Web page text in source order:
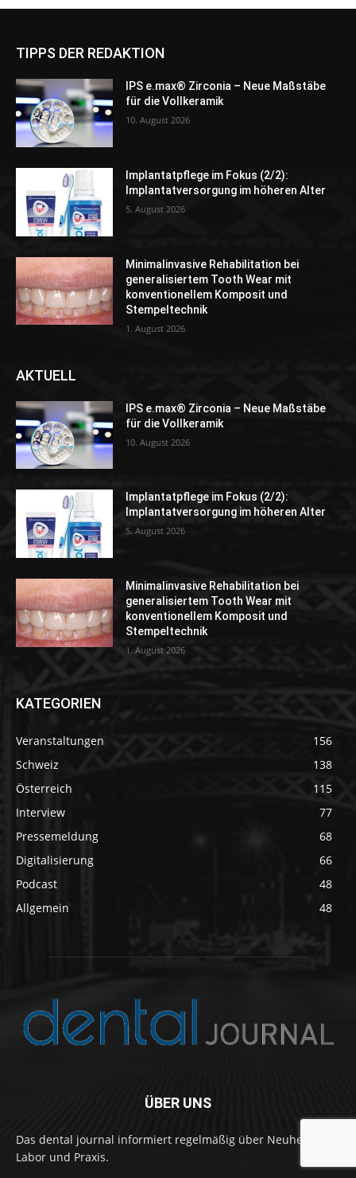
TIPPS DER REDAKTION
IPS e.max® Zirconia – Neue Maßstäbe
für die Vollkeramik
10. August 2026
Implantatpflege im Fokus (2/2):
Implantatversorgung im höheren Alter
5. August 2026
Minimalinvasive Rehabilitation bei
generalisiertem Tooth Wear mit
konventionellem Komposit und
Stempeltechnik
1. August 2026
AKTUELL
IPS e.max® Zirconia – Neue Maßstäbe
für die Vollkeramik
10. August 2026
Implantatpflege im Fokus (2/2):
Implantatversorgung im höheren Alter
5. August 2026
Minimalinvasive Rehabilitation bei
generalisiertem Tooth Wear mit
konventionellem Komposit und
Stempeltechnik
1. August 2026
KATEGORIEN
Veranstaltungen
156
Schweiz
138
Österreich
115
Interview
77
Pressemeldung
68
Digitalisierung
66
Podcast
48
Allgemein
48
ÜBER UNS
Das dental journal informiert regelmäßig über Neuheiten in
Labor und Praxis.